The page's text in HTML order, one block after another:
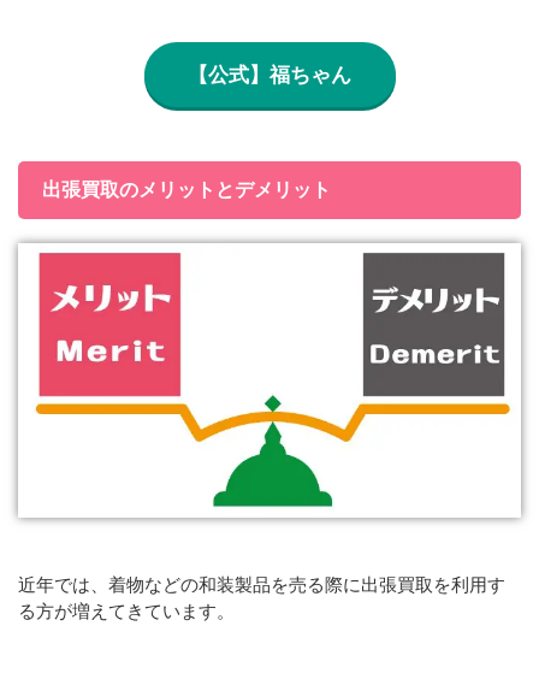
【公式】福ちゃん
出張買取のメリットとデメリット
近年では、着物などの和装製品を売る際に出張買取を利用す
る方が増えてきています。